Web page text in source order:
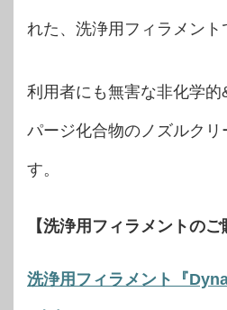
れた、洗浄用フィラメント
利用者にも無害な非化学
パージ化合物のノズルク
す。
【洗浄用フィラメントのご
洗浄用フィラメント『